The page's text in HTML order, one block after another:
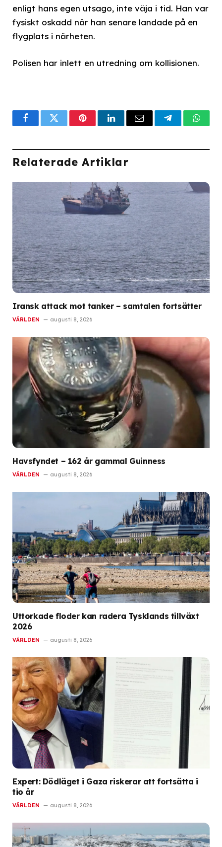
enligt hans egen utsago, inte väja i tid. Han var
fysiskt oskadd när han senare landade på en
flygplats i närheten.
Polisen har inlett en utredning om kollisionen.
FacebookTwitterPinterestLinkedInEmail Telegram
Relaterade Artiklar
Iransk attack mot tanker – samtalen fortsätter
VÄRLDEN augusti 8, 2026
Havsfyndet – 162 år gammal Guinness
VÄRLDEN augusti 8, 2026
Uttorkade floder kan radera Tysklands tillväxt
2026
VÄRLDEN augusti 8, 2026
Expert: Dödläget i Gaza riskerar att fortsätta i
tio år
VÄRLDEN augusti 8, 2026